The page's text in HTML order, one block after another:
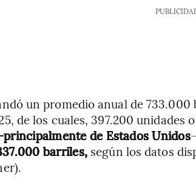
un promedio anual de
de los cuales, 397.200 unidades o
de Estados Unidos
barriles, según los datos